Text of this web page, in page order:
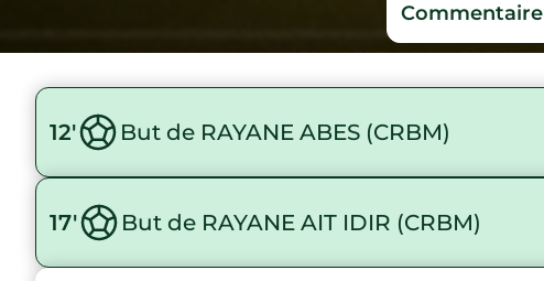
Commentaire
12' But de RAYANE ABES (CRBM)
17' But de RAYANE AIT IDIR (CRBM)